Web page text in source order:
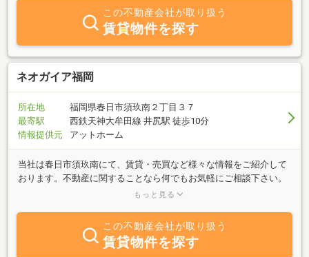
取り及び賃貸物件の借り上げを、積極的に取り組んでまいりますの
で、ご売却又は、賃貸をご検討のお客様は、お気軽にお声をかけ下
さい。２～３日で、回答させて頂きます。
この不動産会社が取り扱う
賃貸物件を探す
ネオガイア福岡
所在地
福岡県春日市須玖南２丁目３７
最寄駅
西鉄天神大牟田線 井尻駅 徒歩10分
情報提供元
アットホーム
当社は春日市須玖南にて、賃貸・売買など様々な情報をご紹介して
おります。不動産に関することなら何でもお気軽にご相談下さい。
あらゆる不動産ネットワークから、最新の情報をお届けします。
まずは皆様の理想の暮らしをお聞せ下さい。お問い合せ、ご来店を
心よりお待ちしております。
もっと見る
この不動産会社が取り扱う
賃貸物件を探す